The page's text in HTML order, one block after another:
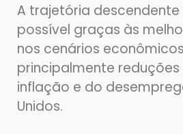
A trajetória descendente
possível graças às
nos cenários
principalmente
inflação e do
Unidos.